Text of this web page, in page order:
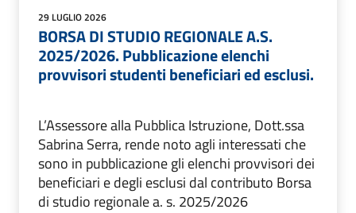
29 LUGLIO 2026
BORSA DI STUDIO REGIONALE A.S.
2025/2026. Pubblicazione elenchi
provvisori studenti beneficiari ed esclusi.
L’Assessore alla Pubblica Istruzione, Dott.ssa
Sabrina Serra, rende noto agli interessati che
sono in pubblicazione gli elenchi provvisori dei
beneficiari e degli esclusi dal contributo Borsa
di studio regionale a. s. 2025/2026